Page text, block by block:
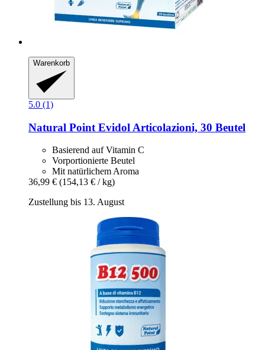
Warenkorb
5.0 (1)
Natural Point Evidol Articolazioni, 30 Beutel
Basierend auf Vitamin C
Vorportionierte Beutel
Mit natürlichem Aroma
36,99 € (154,13 € / kg)
Zustellung bis 13. August